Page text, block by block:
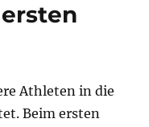
Athleten in die
Beim ersten